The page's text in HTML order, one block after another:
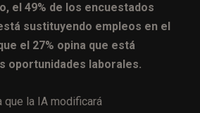
el 49% de los encuestados
sustituyendo empleos en el
el 27% opina que está
oportunidades laborales.
que la IA modificará